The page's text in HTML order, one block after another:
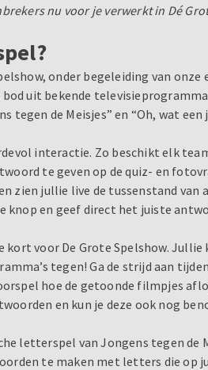
nu voor je verwerkt in Dé
onder begeleiding van
uit bekende
tegen de Meisjes” en “Oh, wat een
interactie. Zo beschikt elk
te geven op de quiz- en
zien jullie live de tussenstand
knop en geef direct het juiste
kort voor De Grote Spelshow.
tegen! Ga de strijd aan
hoe de getoonde filmpjes
en kun je deze ook nog
letterspel van Jongens tegen de
te maken met letters die op